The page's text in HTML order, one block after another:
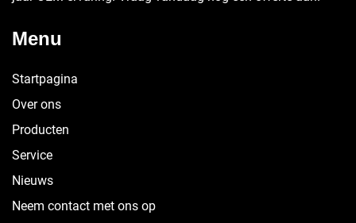
Menu
Startpagina
Over ons
Producten
Service
Nieuws
Neem contact met ons op